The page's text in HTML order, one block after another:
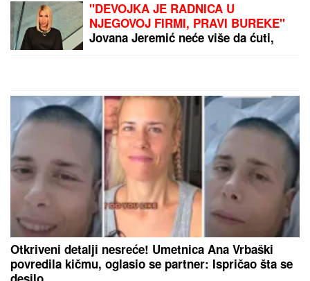
"DEVOJKA JE RADNICA U
NJEGOVOJ FIRMI, PRAVI BUREKE"
Jovana Jeremić neće više da ćuti,
Otkriveni detalji nesreće! Umetnica Ana Vrbaški
povredila kičmu, oglasio se partner: Ispričao šta se